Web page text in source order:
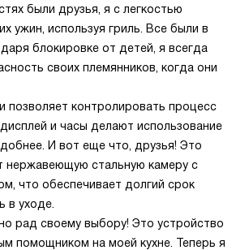
были друзья, я с легкостью
ужин, используя гриль. Все были в
блокировке от детей, я всегда
своих племянников, когда они
позволяет контролировать процесс
и часы делают использование
И вот еще что, друзья! Это
нержавеющую стальную камеру с
что обеспечивает долгий срок
в уходе.
рад своему выбору! Это устройство
помощником на моей кухне. Теперь я